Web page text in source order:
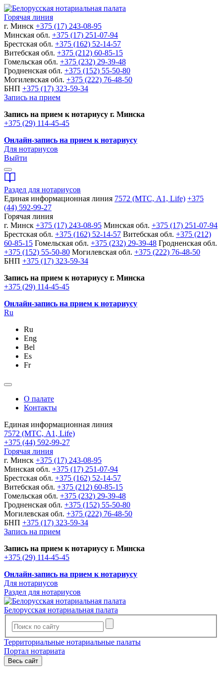
Горячая линия
г. Минск +375 (17) 243-08-95
Минская обл. +375 (17) 251-07-94
Брестская обл. +375 (162) 52-14-57
Витебская обл. +375 (212) 60-85-15
Гомельская обл. +375 (232) 29-39-48
Гродненская обл. +375 (152) 55-50-80
Могилевская обл. +375 (222) 76-48-50
БНП +375 (17) 323-59-34
Запись на прием
Запись на прием к нотариусу г. Минска
+375 (29) 114-45-45
Онлайн-запись на прием к нотариусу
Для нотариусов
Выйти
Раздел для нотариусов
Единая информационная линия 7572 (МТС, A1, Life) +375
(44) 592-99-27
Горячая линия
г. Минск +375 (17) 243-08-95 Минская обл. +375 (17) 251-07-94
Брестская обл. +375 (162) 52-14-57 Витебская обл. +375 (212)
60-85-15 Гомельская обл. +375 (232) 29-39-48 Гродненская обл.
+375 (152) 55-50-80 Могилевская обл. +375 (222) 76-48-50
БНП +375 (17) 323-59-34
Запись на прием к нотариусу г. Минска
+375 (29) 114-45-45
Онлайн-запись на прием к нотариусу
Ru
Ru
Eng
Bel
Es
Fr
О палате
Контакты
Единая информационная линия
7572 (МТС, A1, Life)
+375 (44) 592-99-27
Горячая линия
г. Минск +375 (17) 243-08-95
Минская обл. +375 (17) 251-07-94
Брестская обл. +375 (162) 52-14-57
Витебская обл. +375 (212) 60-85-15
Гомельская обл. +375 (232) 29-39-48
Гродненская обл. +375 (152) 55-50-80
Могилевская обл. +375 (222) 76-48-50
БНП +375 (17) 323-59-34
Запись на прием
Запись на прием к нотариусу г. Минска
+375 (29) 114-45-45
Онлайн-запись на прием к нотариусу
Для нотариусов
Раздел для нотариусов
Белорусская нотариальная палата
Территориальные нотариальные палаты
Портал нотариата
Весь сайт